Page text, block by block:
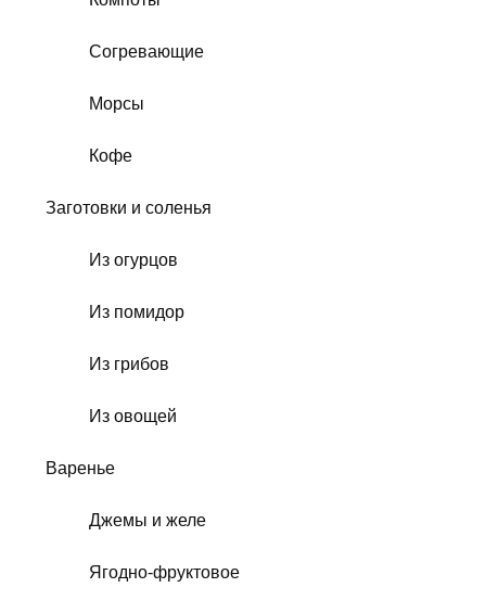
Согревающие
Морсы
Кофе
Заготовки и соленья
Из огурцов
Из помидор
Из грибов
Из овощей
Варенье
Джемы и желе
Ягодно-фруктовое